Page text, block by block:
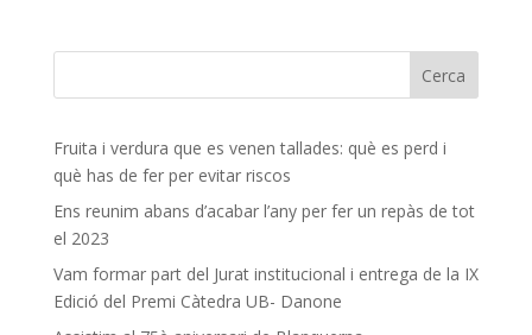
Fruita i verdura que es venen tallades: què es perd i
què has de fer per evitar riscos
Ens reunim abans d’acabar l’any per fer un repàs de tot
el 2023
Vam formar part del Jurat institucional i entrega de la IX
Edició del Premi Càtedra UB- Danone